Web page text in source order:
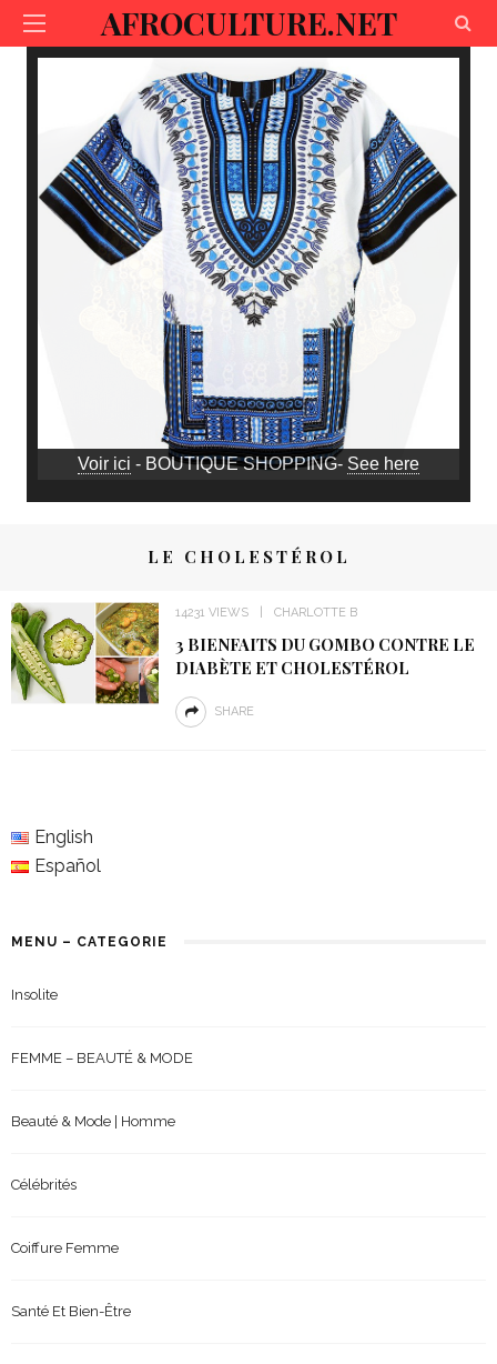
AFROCULTURE.NET
Voir ici - BOUTIQUE SHOPPING- See here
LE CHOLESTÉROL
14231 VIEWS CHARLOTTE B
3 BIENFAITS DU GOMBO CONTRE LE
DIABÈTE ET CHOLESTÉROL
SHARE
English
Español
MENU – CATEGORIE
Insolite
FEMME – BEAUTÉ & MODE
Beauté & Mode | Homme
Célébrités
Coiffure Femme
Santé Et Bien-Être